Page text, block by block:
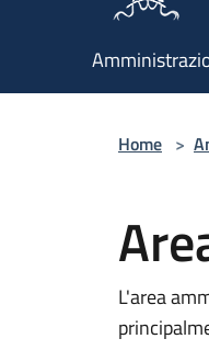
Home >
L'area